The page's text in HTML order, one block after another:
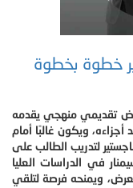
خطوة بخطوة
تقديمي منهجي يقدمه
ويكون غالبًا أمام
لتدريب الطالب على
في الدراسات العليا
ويمنحه فرصة لتلقي